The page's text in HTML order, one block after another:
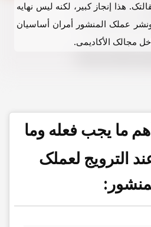
هذا إنجاز کبیر، لکنه لیس نهایه
ونشر عملک المنشور أمران أساسیان
مجالک الأکادیمی.
ما یجب فعله وما
الترویج لعملک